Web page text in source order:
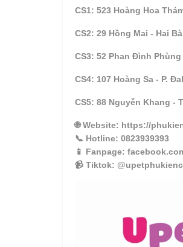
CS1: 523 Hoàng Hoa
CS2: 29 Hồng Mai - Hai
CS3: 52 Phan Đình
CS4: 107 Hoàng Sa - P.
CS5: 88 Nguyễn Khang -
🌐 Website: https://
📞 Hotline: 0823939393
📱 Fanpage:
📹 Tiktok: